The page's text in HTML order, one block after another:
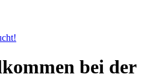
bei der